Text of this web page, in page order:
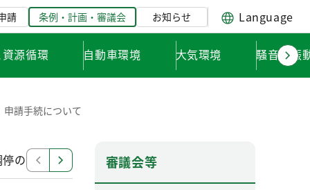
請 条例・計画・審議会 お知らせ Language
源循環 自動車環境 大気環境 騒音・振
申請手続について
の進行 調停手続きの流れ
審議会等